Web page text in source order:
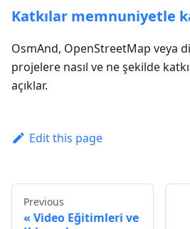
Katkılar memnuniyetle
OsmAnd, OpenStreetMap veya
projelere nasıl ve ne şekilde
açıklar.
Edit this page
Previous
Video Eğitimleri ve